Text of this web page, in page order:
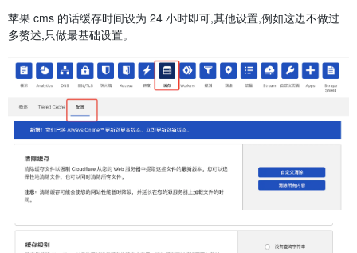
苹果 cms 的话缓存时间设为 24 小时即可,其他设置,例如这边不做过
多赘述,只做最基础设置。